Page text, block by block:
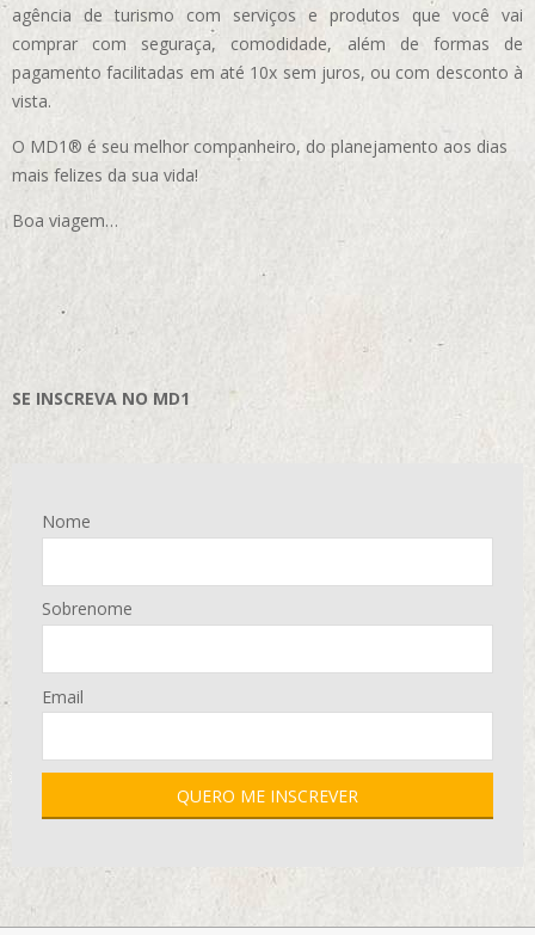
agência de turismo com serviços e produtos que você vai
comprar com seguraça, comodidade, além de formas de
pagamento facilitadas em até 10x sem juros, ou com desconto à
vista.
O MD1® é seu melhor companheiro, do planejamento aos dias
mais felizes da sua vida!
Boa viagem…
SE INSCREVA NO MD1
Nome
Sobrenome
Email